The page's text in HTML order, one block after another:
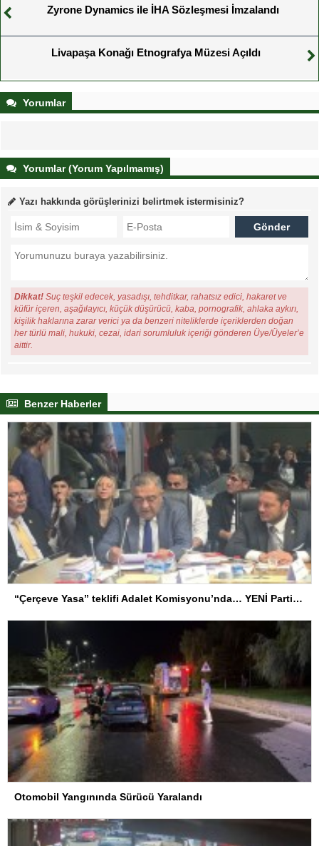
Zyrone Dynamics ile İHA Sözleşmesi İmzalandı
Livapaşa Konağı Etnografya Müzesi Açıldı
Yorumlar
Yorumlar (Yorum Yapılmamış)
Yazı hakkında görüşlerinizi belirtmek istermisiniz?
Dikkat! Suç teşkil edecek, yasadışı, tehditkar, rahatsız edici, hakaret ve
küfür içeren, aşağılayıcı, küçük düşürücü, kaba, pornografik, ahlaka aykırı,
kişilik haklarına zarar verici ya da benzeri niteliklerde içeriklerden doğan
her türlü mali, hukuki, cezai, idari sorumluluk içeriği gönderen Üye/Üyeler’e
aittir.
Benzer Haberler
“Çerçeve Yasa” teklifi Adalet Komisyonu’nda… YENİ Partili Tanrıkulu: Bir insana ‘Silahını bırak, ülkene dön, siyasal ve toplumsal hayata katıl’ diyorsanız, o insan kapıdan içeri girdiğinde başına ne geleceğini bilmelidir
Otomobil Yangınında Sürücü Yaralandı